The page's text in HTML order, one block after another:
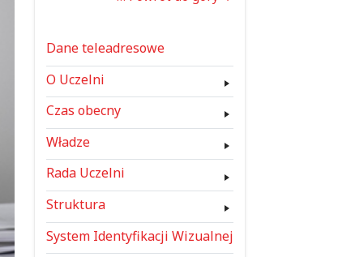
Dane teleadresowe
O Uczelni
Czas obecny
Władze
Rada Uczelni
Struktura
System Identyfikacji Wizualnej